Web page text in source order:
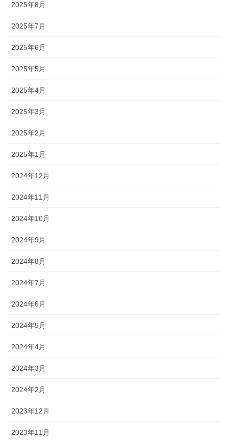
2025年8月
2025年7月
2025年6月
2025年5月
2025年4月
2025年3月
2025年2月
2025年1月
2024年12月
2024年11月
2024年10月
2024年9月
2024年8月
2024年7月
2024年6月
2024年5月
2024年4月
2024年3月
2024年2月
2023年12月
2023年11月